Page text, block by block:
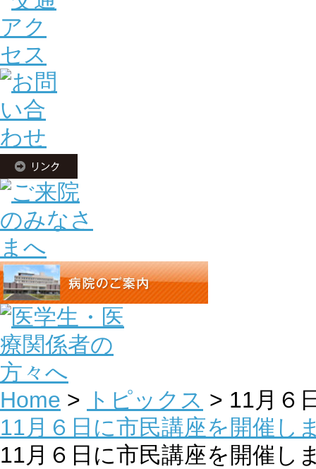
Home > トピックス > 11月６
11月６日に市民講座を開催し
11月６日に市民講座を開催し